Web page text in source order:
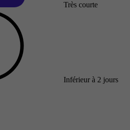
Très courte
Inférieur à 2 jours